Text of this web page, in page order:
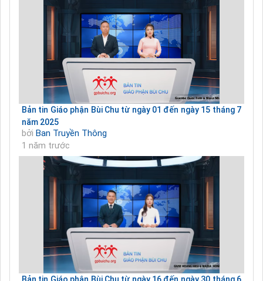
Bản tin Giáo phận Bùi Chu từ ngày 01 đến ngày 15 tháng 7
năm 2025
bởi Ban Truyền Thông
1 năm trước
Bản tin Giáo phận Bùi Chu từ ngày 16 đến ngày 30 tháng 6